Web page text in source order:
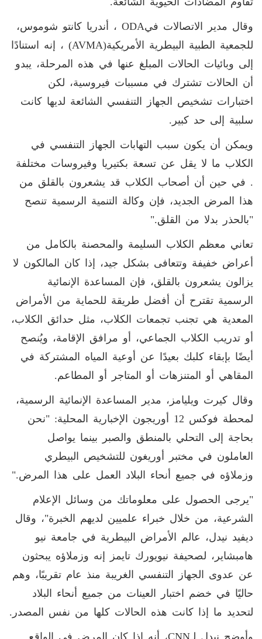
وقال مدير الاتصالات فيODA ، أندريا كانتو شوموس،
للجمعية الطبية البيطرية الأمريكية(AVMA) ، إنه استنادًا
إلى وبائيات الحالات المبلغ عنها في هذه المرحلة، يبدو
أن الحالات تشترك في مسببات فيروسية، لكن
اختبارات تشخيص الجهاز التنفسي الشائعة لديها كانت
سلبية إلى حد كبير .
ويمكن أن يكون سبب التهابات الجهاز التنفسي في
الكلاب ما لا يقل عن تسعة بكتيريا وفيروسات مختلفة
. في حين أن أصحاب الكلاب قد يشعرون بالقلق من
هذا المرض الجديد، فإن وكالة التنمية الرسمية تنصح
"بالحذر بدلا من القلق".
تعاني معظم الكلاب السليمة والمحصنة بالكامل من
أعراض خفيفة وتتعافى بشكل جيد، إذا كان المالكون لا
يزالون يشعرون بالقلق، فإن المساعدة الإنمائية
الرسمية تقترح أن أفضل طريقة للحماية من الأمراض
المعدية هي تجنب تجمعات الكلاب، مثل حدائق الكلاب،
أو تدريب الكلاب الجماعي، أو مرافق الإقامة، ويُنصح
أيضًا بإبقاء كلبك بعيدًا عن أوعية المياه المشتركة في
المقاهي أو المتنزهات أو المتاجر أو المطاعم.
وقال كيرت ويليامز، مدير المساعدة الإنمائية الرسمية،
لمحطة فوكس 12 أوريجون الإخبارية المحلية: "نحن
بحاجة إلى التحلي بالمنطق والصبر بينما يواصل
العاملون في مختبر أوريغون للتشخيص البيطري
وزملاؤه في جميع أنحاء البلاد العمل على هذا المرض".
"يرجى الحصول على معلوماتك من وسائل الإعلام
الشرعية، من خلال خبراء علميين لديهم الخبرة"، وقال
ديفيد نيدل، عالم الأمراض البيطرية في جامعة نيو
هامبشاير، لصحيفة نيويورك تايمز إنه وزملاؤه يبحثون
عن عدوى الجهاز التنفسي الغريبة منذ عام تقريبًا، وهم
حاليًا في خضم اختبار العينات من جميع أنحاء البلاد
لتحديد ما إذا كانت هذه الحالات كلها من نفس المصدر .
وأوضح نيدل لـCNN، أنه إذا كان المرض في الواقع